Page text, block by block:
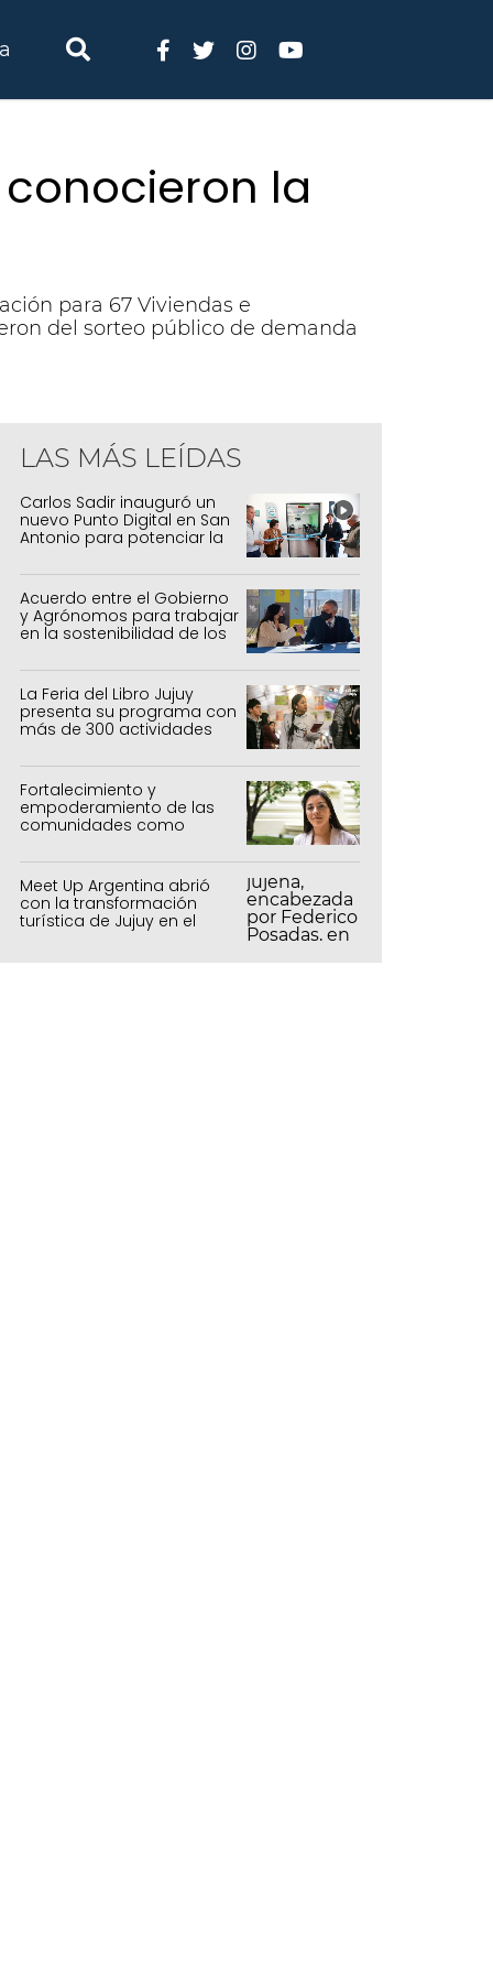
la
para 67 Viviendas e
del sorteo público de demanda
LAS MÁS LEÍDAS
Carlos Sadir inauguró un
nuevo Punto Digital en San
Antonio para potenciar la
Acuerdo entre el Gobierno
y Agrónomos para trabajar
en la sostenibilidad de los
agrícolas, pecuarios y
forestal
La Feria del Libro Jujuy
presenta su programa con
más de 300 actividades
Fortalecimiento y
empoderamiento de las
comunidades como
Meet Up Argentina abrió
con la transformación
turística de Jujuy en el